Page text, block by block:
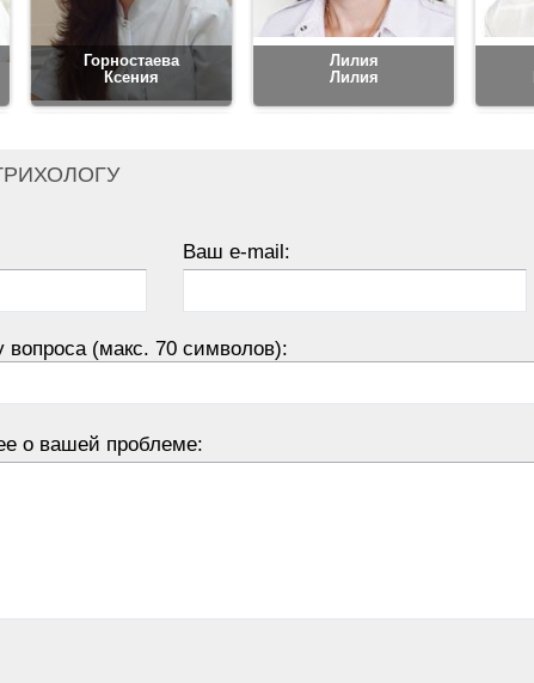
Горностаева
Ксения
Лилия
Лилия
Ваш e-mail:
вопроса (макс. 70 символов):
о вашей проблеме: